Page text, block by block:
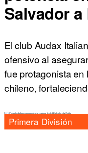
Salvador
El club Audax
ofensivo al
fue protagonista en
chileno,
Primera División